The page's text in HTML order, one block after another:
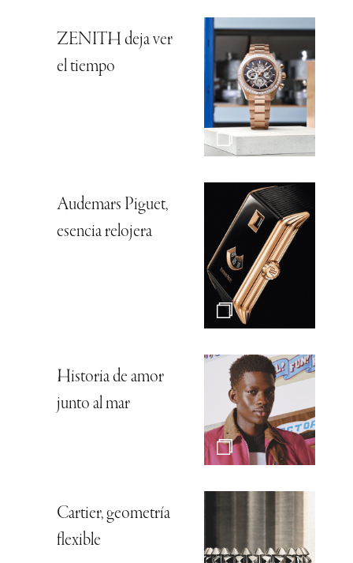
ZENITH deja ver
el tiempo
Audemars Piguet,
esencia relojera
Historia de amor
junto al mar
Cartier, geometría
flexible